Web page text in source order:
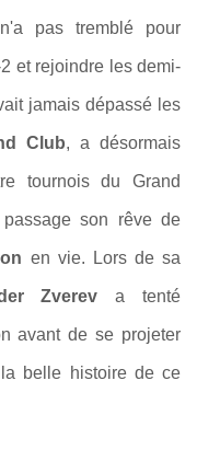
pas tremblé pour
et rejoindre les demi-
jamais dépassé les
Club, a désormais
tournois du Grand
son rêve de
en vie. Lors de sa
Zvereva tenté
avant de se projeter
belle histoire de ce